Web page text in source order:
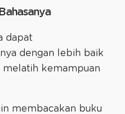
dapat
dengan lebih baik
melatih kemampuan
membacakan buku